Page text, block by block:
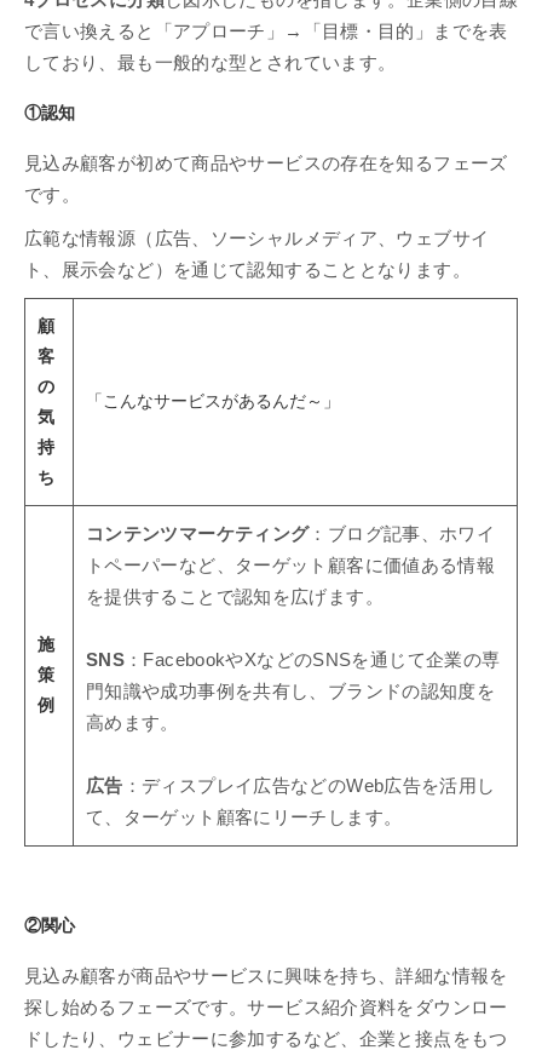
で言い換えると「アプローチ」→「目標・目的」までを表
しており、最も一般的な型とされています。
①認知
見込み顧客が初めて商品やサービスの存在を知るフェーズ
です。
広範な情報源（広告、ソーシャルメディア、ウェブサイ
ト、展示会など）を通じて認知することとなります。
顧
客
の
気
持
ち
「こんなサービスがあるんだ～」
施
策
例
コンテンツマーケティング：ブログ記事、ホワイ
トペーパーなど、ターゲット顧客に価値ある情報
を提供することで認知を広げます。
SNS ：FacebookやXなどのSNSを通じて企業の専
門知識や成功事例を共有し、ブランドの認知度を
高めます。
広告 ：ディスプレイ広告などのWeb広告を活用し
て、ターゲット顧客にリーチします。
②関心
見込み顧客が商品やサービスに興味を持ち、詳細な情報を
探し始めるフェーズです。サービス紹介資料をダウンロー
ドしたり、ウェビナーに参加するなど、企業と接点をもつ